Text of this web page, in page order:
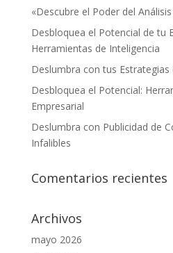
«Descubre el Poder del
Desbloquea el Potencial de tu
Herramientas de Inteligencia
Deslumbra con tus Estrategias
Desbloquea el Potencial:
Empresarial
Deslumbra con Publicidad de
Infalibles
Comentarios recientes
Archivos
mayo 2026